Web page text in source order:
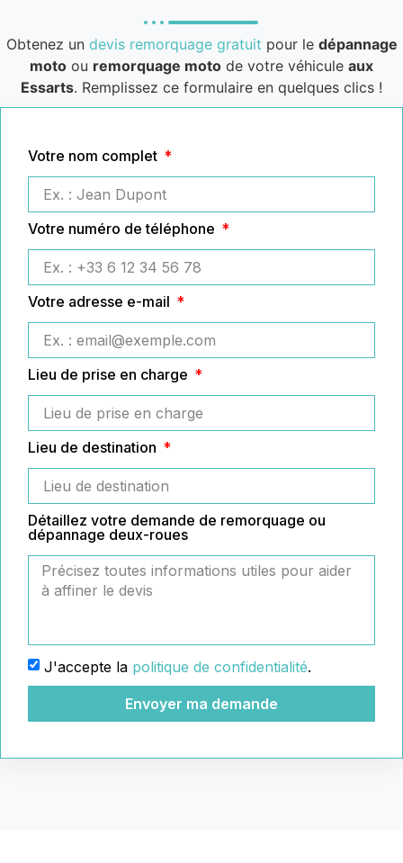
Obtenez un devis remorquage gratuit pour le dépannage
moto ou remorquage moto de votre véhicule aux
Essarts. Remplissez ce formulaire en quelques clics !
Votre nom complet
Votre numéro de téléphone
Votre adresse e-mail
Lieu de prise en charge
Lieu de destination
Détaillez votre demande de remorquage ou
dépannage deux-roues
J'accepte la politique de confidentialité.
Envoyer ma demande